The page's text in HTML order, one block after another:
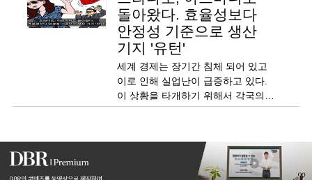
돌아왔다. 효율성보다
안정성 기준으로 생산
기지 '유턴'
세계 경제는 장기간 침체 되어 있고
이로 인해 실업난이 급증하고 있다.
이 상황을 타개하기 위해서 각국의
정부는 자국 기업의 국내 리턴을